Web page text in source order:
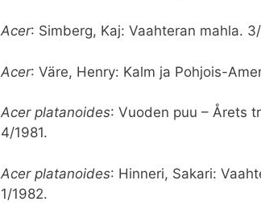
Acer: Simberg, Kaj: Vaahteran mahla.
Acer: Väre, Henry: Kalm ja Pohjois-
Acer platanoides: Vuoden puu – Årets
4/1981.
Acer platanoides: Hinneri, Sakari:
1/1982.